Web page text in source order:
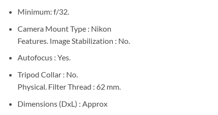
Minimum: f/32.
Camera Mount Type : Nikon
Features. Image Stabilization : No.
Autofocus : Yes.
Tripod Collar : No.
Physical. Filter Thread : 62 mm.
Dimensions (DxL) : Approx